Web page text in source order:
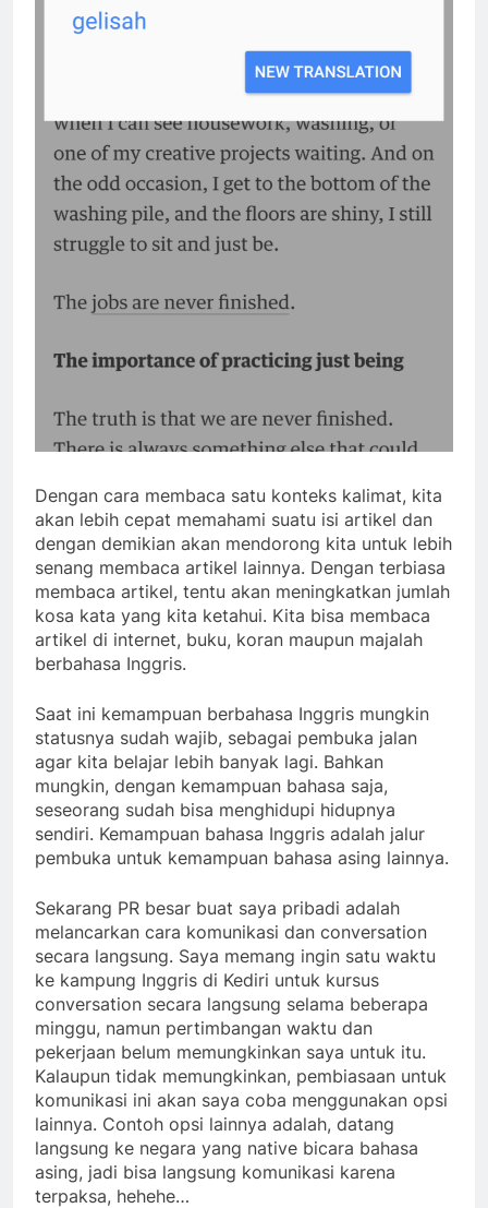
Dengan cara membaca satu konteks kalimat, kita
akan lebih cepat memahami suatu isi artikel dan
dengan demikian akan mendorong kita untuk lebih
senang membaca artikel lainnya. Dengan terbiasa
membaca artikel, tentu akan meningkatkan jumlah
kosa kata yang kita ketahui. Kita bisa membaca
artikel di internet, buku, koran maupun majalah
berbahasa Inggris.
Saat ini kemampuan berbahasa Inggris mungkin
statusnya sudah wajib, sebagai pembuka jalan
agar kita belajar lebih banyak lagi. Bahkan
mungkin, dengan kemampuan bahasa saja,
seseorang sudah bisa menghidupi hidupnya
sendiri. Kemampuan bahasa Inggris adalah jalur
pembuka untuk kemampuan bahasa asing lainnya.
Sekarang PR besar buat saya pribadi adalah
melancarkan cara komunikasi dan conversation
secara langsung. Saya memang ingin satu waktu
ke kampung Inggris di Kediri untuk kursus
conversation secara langsung selama beberapa
minggu, namun pertimbangan waktu dan
pekerjaan belum memungkinkan saya untuk itu.
Kalaupun tidak memungkinkan, pembiasaan untuk
komunikasi ini akan saya coba menggunakan opsi
lainnya. Contoh opsi lainnya adalah, datang
langsung ke negara yang native bicara bahasa
asing, jadi bisa langsung komunikasi karena
terpaksa, hehehe…